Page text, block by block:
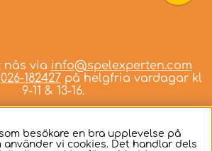
nås via info@spelexperten.com
026-182427 på helgfria vardagar kl
9-11 & 13-16.
besökare en bra upplevelse på
använder vi cookies. Det handlar dels